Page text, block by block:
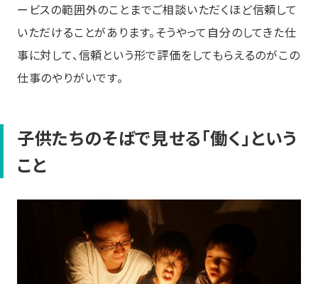
ービスの範囲外のことまでご相談いただくほど信頼して
いただけることがあります。そうやって自分のしてきた仕
事に対して、信頼という形で評価をしてもらえるのがこの
仕事のやりがいです。
子供たちのそばで見せる「働く」という
こと